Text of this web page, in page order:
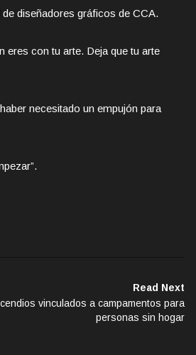
diseñadores gráficos de CCA.
eres con tu arte. Deja que tu arte
necesitado un empujón para
Read Next
vinculados a campamentos para
personas sin hogar